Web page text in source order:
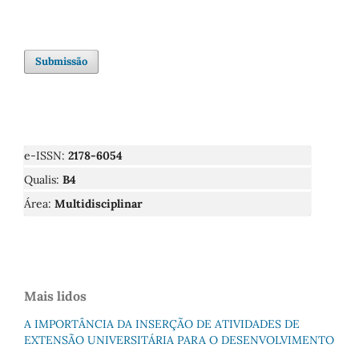
Submissão
e-ISSN: 2178-6054
Qualis: B4
Área: Multidisciplinar
Mais lidos
A IMPORTÂNCIA DA INSERÇÃO DE ATIVIDADES DE
EXTENSÃO UNIVERSITÁRIA PARA O DESENVOLVIMENTO